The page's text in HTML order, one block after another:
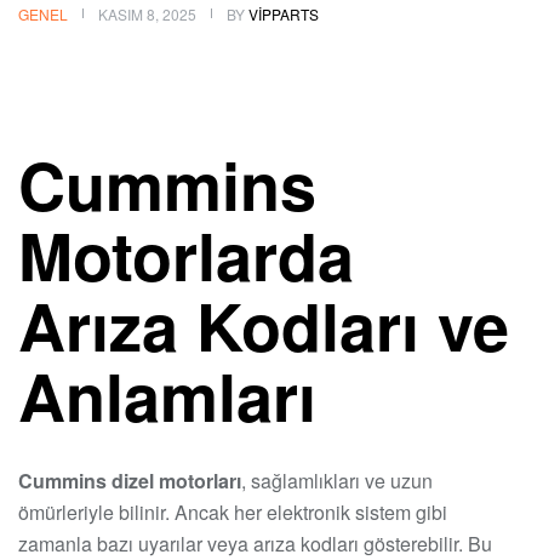
GENEL KASIM 8, 2025 BYVIPPARTS
Cummins
Motorlarda
Arıza Kodları ve
Anlamları
Cummins dizel motorları, sağlamlıkları ve uzun
ömürleriyle bilinir. Ancak her elektronik sistem gibi
zamanla bazı uyarılar veya arıza kodları gösterebilir. Bu